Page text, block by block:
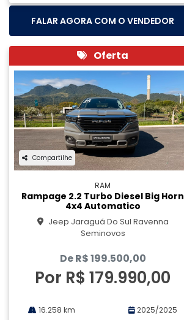
FALAR AGORA COM O VENDEDOR
Oferta
Compartilhe
RAM
Rampage 2.2 Turbo Diesel Big Horn
4x4 Automatico
Jeep Jaraguá Do Sul Ravenna
Seminovos
De R$ 199.500,00
Por R$ 179.990,00
16.258 km 2025/2025